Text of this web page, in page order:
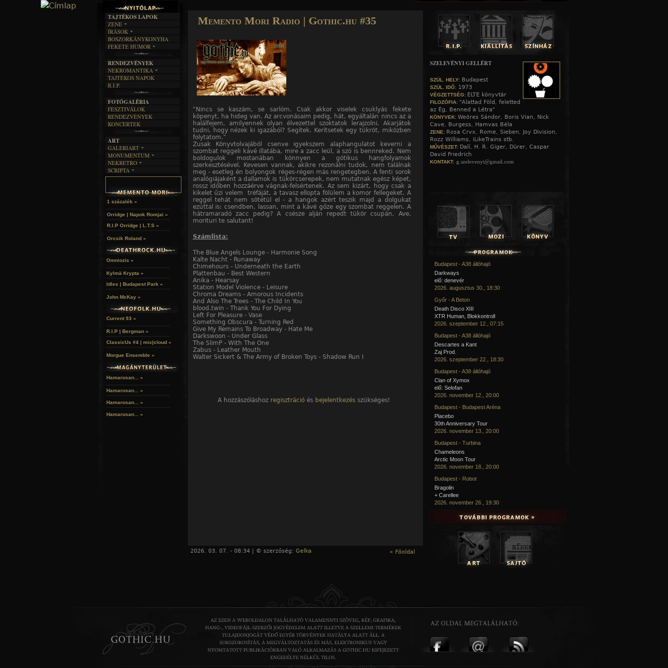
Memento Mori Radio | Gothic.hu #35
"Nincs se kaszám, se sarlóm. Csak akkor viselek csuklyás fekete
köpenyt, ha hideg van. Az arcvonásaim pedig, hát, egyáltalán nincs az a
halálfejem, amilyennek olyan élvezettel szoktatok lerajzolni. Akarjátok
tudni, hogy nézek ki igazából? Segítek. Kerítsetek egy tükröt, miközben
folytatom."
Zusak Könyvtolvajából csenve igyekszem alaphangulatot keverni a
szombat reggeli kávé illatába, mire a zacc leül, a szó is bennreked. Nem
boldogulok mostanában könnyen a gótikus hangfolyamok
szerkesztésével. Kevesen vannak, akikre rezonálni tudok, nem találnak
meg - esetleg én bolyongok réges-régen más rengetegben. A fenti sorok
analógiájaként a dallamok is tükörcserepek, nem mutatnak egész képet,
rossz időben hozzáérve vágnak-felsértenek. Az sem kizárt, hogy csak a
kikelet űzi velem tréfáját, a tavasz ellopta fölülem a komor fellegeket. A
reggel tehát nem sötétül el - a hangok azért teszik majd a dolgukat
ezúttal is: csendben, lassan, mint a kávé gőze egy szombat reggelen. A
hátramaradó zacc pedig? A csésze alján repedt tükör csupán. Ave,
morituri te salutant!
Számlista:
The Blue Angels Lounge - Harmonie Song
Kalte Nacht - Runaway
Chimehours - Underneath the Earth
Plattenbau - Best Western
Anika - Hearsay
Station Model Violence - Leisure
Chroma Dreams - Amorous Incidents
And Also The Trees - The Child In You
blood.twin - Thank You For Dying
Left For Pleasure - Vase
Something Obscura - Turning Red
Give My Remains To Broadway - Hate Me
Darkswoon - Under Glass
The SlimP - With The One
Zabus - Leather Mouth
Walter Sickert & The Army of Broken Toys - Shadow Run I
A hozzászóláshoz regisztrációés bejelentkezésszükséges!
2026. 03. 07. - 08:34 | © szerzőség: Gelka « Főoldal
TAJTÉKOS LAPOK
ZENE
EGYÜTTESEK
INTERJÚK
FORDÍTÁSOK
DALSZÖVEGEK
ÍRÁSOK
IRODALOM
FILM
MŰVÉSZET
ÍRÁSTÖRTÉNET
BOSZORKÁNYKONYHA
FEKETE HUMOR
SZÖVEGES
RENDEZVÉNYEK
NEKROMANTIKA
AKTUÁLIS
A MÚLT
TAJTÉKOS NAPOK
R.I.P.
FOTÓGALÉRIA
FESZTIVÁLOK
RENDEZVÉNYEK
KONCERTEK
ART
GALERIART
ARTGALERI
KÉPREGÉNYEK
LAKÁSKULTS
MONUMENTUM
TEMETŐK
TEMPLOMOK
HELYEK
NEKRETRO
SZUBKULT
RELIKVIÁK
SCRIPTA
NOVELLÁK
HALÁLTÁNC
1 százalék »
Orridge | Napok Romjai »
R.I.P Orridge | L.T.S »
Orcsik Roland »
Omniozis »
Kylmä Krypta »
Idles | Budapest Park »
John McKay »
Current 93 »
R.I.P | Bergman »
ClassicUs #4 | mix|cloud »
Morgue Ensemble »
Hamarosan... »
Hamarosan... »
Hamarosan... »
Hamarosan... »
SZELEVÉNYI GELLÉRT
SZÜL. HELY: Budapest
SZÜL. IDŐ: 1973
VÉGZETTSÉG: ELTE könyvtár
FILOZÓFIA: "Alattad Föld, feletted
az Ég, Benned a Létra"
KÖNYVEK: Weöres Sándor, Boris Vian, Nick
Cave, Burgess, Hamvas Béla
ZENE: Rosa Crvx, Rome, Sieben, Joy Division,
Rozz Williams, iLikeTrains stb.
MŰVÉSZET: Dalí, H. R. Giger, Dürer, Caspar
David Friedrich
KONTAKT: g.szelevenyi@gmail.com
Budapest - A38 állóhajó
Darkways
elő: denevér
2026. augusztus 30., 18:30
Győr - A Beton
Death Disco XIII
XTR Human, Blokkontroll
2026. szeptember 12., 07:15
Budapest - A38 állóhajó
Descartes a Kant
Zaj Prod.
2026. szeptember 22., 18:30
Budapest - A38 állóhajó
Clan of Xymox
elő: Selofan
2026. november 12., 20:00
Budapest - Budapest Aréna
Placebo
30th Anniversary Tour
2026. november 13., 20:00
Budapest - Turbina
Chameleons
Arctic Moon Tour
2026. november 18., 20:00
Budapest - Robot
Bragolin
+ Carellee
2026. november 26., 19:30